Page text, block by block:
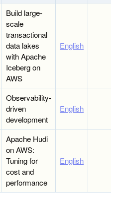
Build large-
scale
transactional
data lakes
with Apache
Iceberg on
AWS
English
Observability-
driven
development
English
Apache Hudi
on AWS:
Tuning for
cost and
performance
English